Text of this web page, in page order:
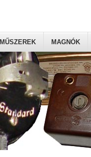
MŰSZEREK MAGNÓK